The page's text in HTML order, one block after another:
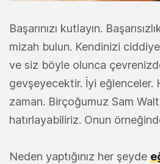
Başarınızı kutlayın.
mizah bulun. Kendinizi
ve siz böyle olunca
gevşeyecektir. İyi eğlenceler.
zaman. Birçoğumuz Sam
hatırlayabiliriz. Onun
Neden yaptığınız her şeyde